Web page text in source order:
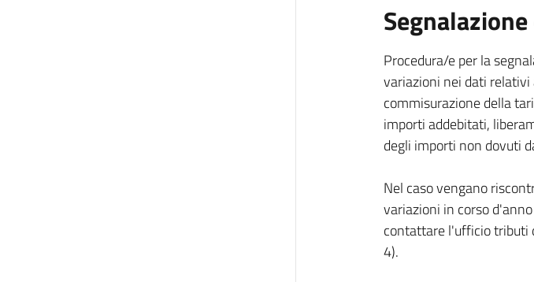
Procedura/e per la
variazioni nei dati
commisurazione della
importi addebitati,
degli importi non dovuti
Nel caso vengano
variazioni in corso
contattare l'ufficio
4).